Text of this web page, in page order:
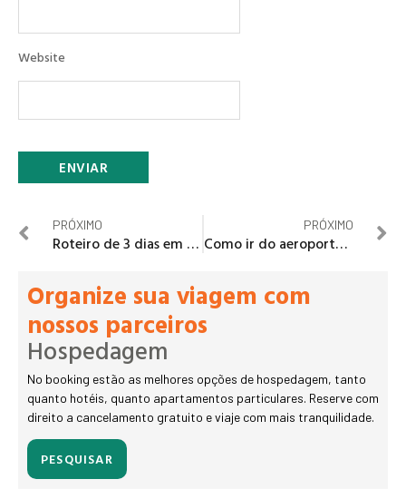
Website
PRÓXIMO
Roteiro de 3 dias em Bruxelas, Bélgica
PRÓXIMO
Como ir do aeroporto de Stansted a Londres?
Organize sua viagem com
nossos parceiros
Hospedagem
No booking estão as melhores opções de hospedagem, tanto
quanto hotéis, quanto apartamentos particulares. Reserve com
direito a cancelamento gratuito e viaje com mais tranquilidade.
PESQUISAR